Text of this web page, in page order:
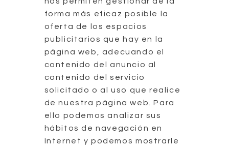
forma más eficaz posible la
oferta de los espacios
publicitarios que hay en la
página web, adecuando el
contenido del anuncio al
contenido del servicio
solicitado o al uso que realice
de nuestra página web. Para
ello podemos analizar sus
hábitos de navegación en
Internet y podemos mostrarle